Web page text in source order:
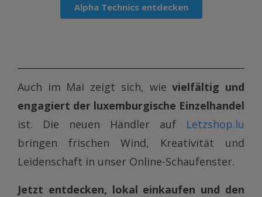
Alpha Technics entdecken
Auch im Mai zeigt sich, wievielfältig und
engagiert der luxemburgische Einzelhandel
ist. Die neuen Händler auf Letzshop.lu
bringen frischen Wind, Kreativität und
Leidenschaft in unser Online-Schaufenster.
Jetzt entdecken, lokal einkaufen und den